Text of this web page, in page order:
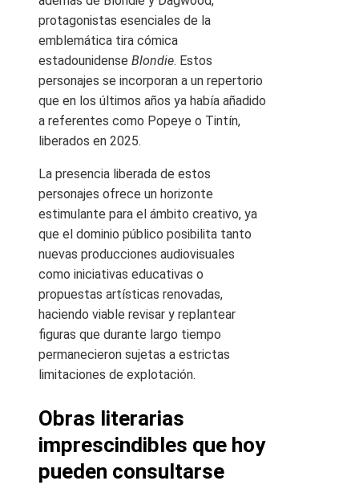
protagonistas esenciales de la
emblemática tira cómica
estadounidense Blondie. Estos
personajes se incorporan a un repertorio
que en los últimos años ya había añadido
a referentes como Popeye o Tintín,
liberados en 2025.
La presencia liberada de estos
personajes ofrece un horizonte
estimulante para el ámbito creativo, ya
que el dominio público posibilita tanto
nuevas producciones audiovisuales
como iniciativas educativas o
propuestas artísticas renovadas,
haciendo viable revisar y replantear
figuras que durante largo tiempo
permanecieron sujetas a estrictas
limitaciones de explotación.
Obras literarias
imprescindibles que hoy
pueden consultarse